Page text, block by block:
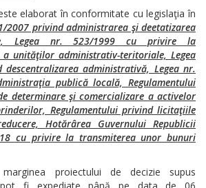
elaborat în conformitate cu legislaţia în
2007 privind administrarea şi deetatizarea
Legea nr. 523/1999 cu privire la
unităţilor administrativ-teritoriale, Legea
administrativă, Legea nr.
publică locală, Regulamentului
determinare şi comercializare a activelor
Regulamentului privind licitaţiile
Hotărârea Guvernului Republicii
cu privire la transmiterea unor bunuri
proiectului de decizie supus